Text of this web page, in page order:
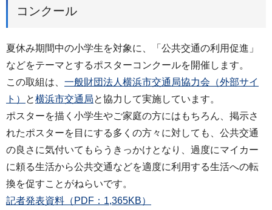
コンクール
夏休み期間中の小学生を対象に、「公共交通の利用促進」
などをテーマとするポスターコンクールを開催します。
この取組は、 一般財団法人横浜市交通局協力会（外部サイ
ト）
と横浜市交通局と協力して実施しています。
ポスターを描く小学生やご家庭の方にはもちろん、掲示さ
れたポスターを目にする多くの方々に対しても、公共交通
の良さに気付いてもらうきっかけとなり、過度にマイカー
に頼る生活から公共交通などを適度に利用する生活への転
換を促すことがねらいです。
記者発表資料（PDF：1,365KB）